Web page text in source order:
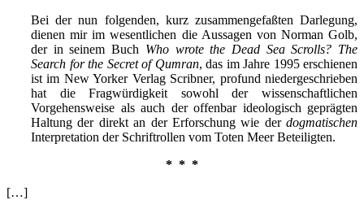
Bei der nun folgenden, kurz zusammengefaßten Darlegung,
dienen mir im wesentlichen die Aussagen von Norman Golb,
der in seinem Buch Who wrote the Dead Sea Scrolls? The
Search for the Secret of Qumran, das im Jahre 1995 erschienen
ist im New Yorker Verlag Scribner, profund niedergeschrieben
hat die Fragwürdigkeit sowohl der wissenschaftlichen
Vorgehensweise als auch der offenbar ideologisch geprägten
Haltung der direkt an der Erforschung wie der dogmatischen
Interpretation der Schriftrollen vom Toten Meer Beteiligten.
* * *
[…]